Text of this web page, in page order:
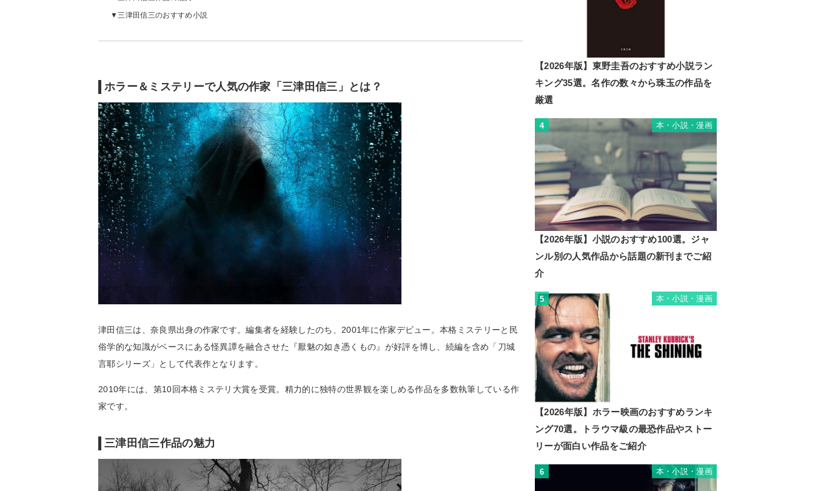
三津田信三のおすすめ小説
ホラー＆ミステリーで人気の作家「三津田信三」とは？
津田信三は、奈良県出身の作家です。編集者を経験したのち、2001年に作家デビュー。本格ミステリーと民
俗学的な知識がベースにある怪異譚を融合させた『厭魅の如き憑くもの』が好評を博し、続編を含め「刀城
言耶シリーズ」として代表作となります。
2010年には、第10回本格ミステリ大賞を受賞。精力的に独特の世界観を楽しめる作品を多数執筆している作
家です。
三津田信三作品の魅力
【2026年版】東野圭吾のおすすめ小説ラン
キング35選。名作の数々から珠玉の作品を
厳選
4 本・小説・漫画
【2026年版】小説のおすすめ100選。ジャ
ンル別の人気作品から話題の新刊までご紹
介
5 本・小説・漫画
【2026年版】ホラー映画のおすすめランキ
ング70選。トラウマ級の最恐作品やストー
リーが面白い作品をご紹介
6 本・小説・漫画